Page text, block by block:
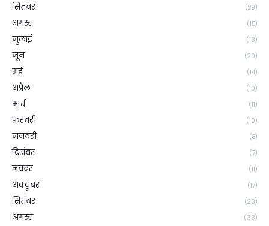
सितंबर (29)
अगस्त (15)
जुलाई (13)
जून (20)
मई (14)
अप्रैल (10)
मार्च (11)
फ़रवरी (10)
जनवरी (8)
दिसंबर (7)
नवंबर (11)
अक्टूबर (17)
सितंबर (23)
अगस्त (33)